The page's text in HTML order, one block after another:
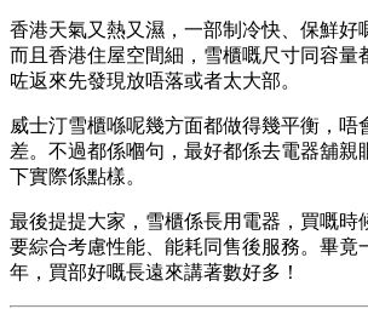
香港天氣又熱又濕，一部制冷快、保鮮好
而且香港住屋空間細，雪櫃嘅尺寸同容量
咗返來先發現放唔落或者太大部。
威士汀雪櫃喺呢幾方面都做得幾平衡，唔
差。不過都係嗰句，最好都係去電器舖親
下實際係點樣。
最後提提大家，雪櫃係長用電器，買嘅時
要綜合考慮性能、能耗同售後服務。畢竟
年，買部好嘅長遠來講著數好多！